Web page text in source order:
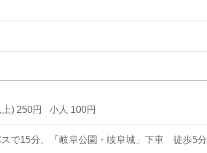
) 250円 小人 100円
で15分。「岐阜公園・岐阜城」下車 徒歩5分